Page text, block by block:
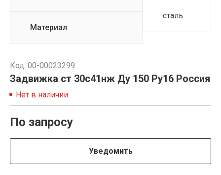
Материал
сталь
Код: 00-00023299
Задвижка ст 30с41нж Ду 150 Ру16 Россия
Нет в наличии
По запросу
Уведомить